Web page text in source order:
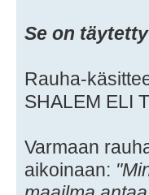
Se on täytetty
Rauha-
SHALEM ELI
Varmaan
aikoinaan: